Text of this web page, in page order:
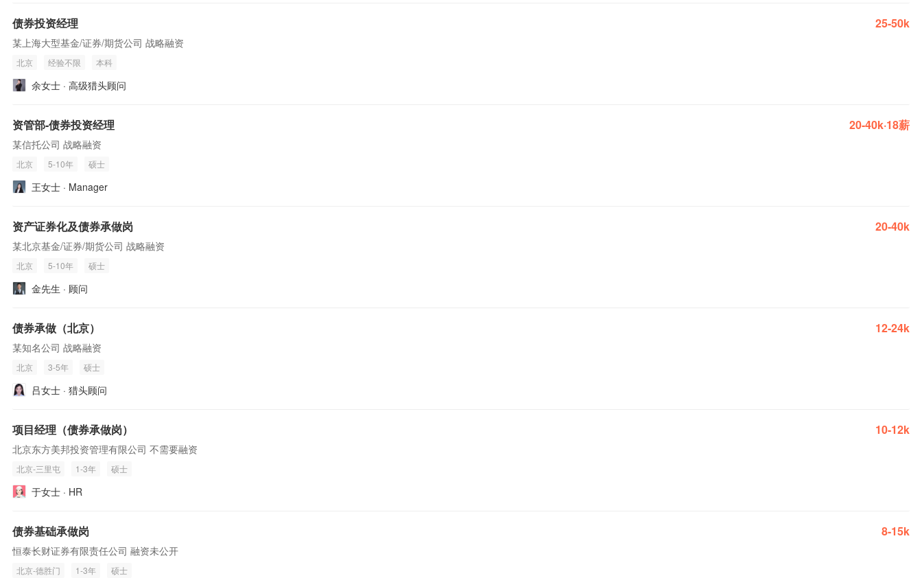
债券投资经理 25-50k
某上海大型基金/证券/期货公司 战略融资
北京 经验不限 本科
余女士 · 高级猎头顾问
资管部-债券投资经理 20-40k·18薪
某信托公司 战略融资
北京 5-10年 硕士
王女士 · Manager
资产证券化及债券承做岗 20-40k
某北京基金/证券/期货公司 战略融资
北京 5-10年 硕士
金先生 · 顾问
债券承做（北京） 12-24k
某知名公司 战略融资
北京 3-5年 硕士
吕女士 · 猎头顾问
项目经理（债券承做岗） 10-12k
北京东方美邦投资管理有限公司 不需要融资
北京-三里屯 1-3年 硕士
于女士 · HR
债券基础承做岗 8-15k
恒泰长财证券有限责任公司 融资未公开
北京-德胜门 1-3年 硕士